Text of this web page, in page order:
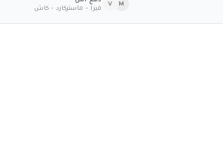
M
V
فيزا - ماستركارد - كاش